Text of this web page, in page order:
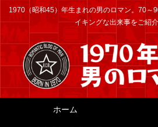
1970（昭和45）年生まれの男のロマン。70～
イキングな出来事をご紹
ホーム